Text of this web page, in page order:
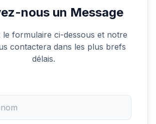
nous un Message
le formulaire ci-dessous et notre
contactera dans les plus brefs
délais.